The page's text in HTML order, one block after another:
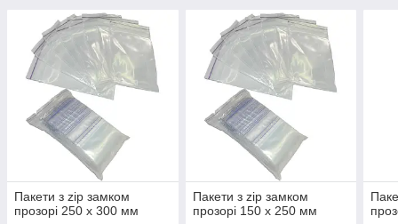
Пакети з zip замком
прозорі 250 х 300 мм
Пакети з zip замком
прозорі 150 х 250 мм